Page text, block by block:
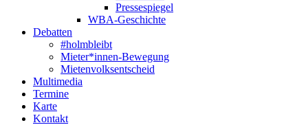
Pressespiegel
WBA-Geschichte
Debatten
#holmbleibt
Mieter*innen-Bewegung
Mietenvolksentscheid
Multimedia
Termine
Karte
Kontakt